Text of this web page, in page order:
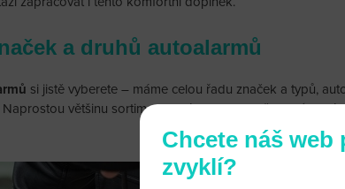
a druhů autoalarmů
si jistě vyberete – máme celou řadu značek a typů,
Naprostou většinu sortimentu máme na skladě, zbylých
Chcete náš web
zvyklí?